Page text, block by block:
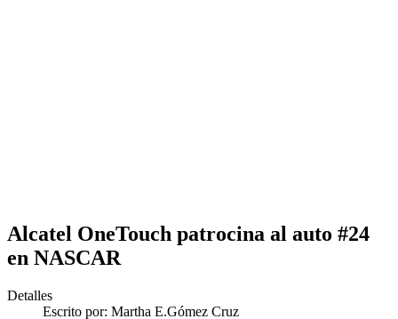
Alcatel OneTouch patrocina al auto #24
en NASCAR
Detalles
Escrito por: Martha E.Gómez Cruz